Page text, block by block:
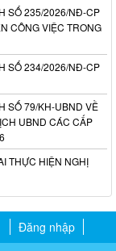
SỐ 235/2026/NĐ-CP
CÔNG VIỆC TRONG
SỐ 234/2026/NĐ-CP
SỐ 79/KH-UBND VỀ
UBND CÁC CẤP
THỰC HIỆN NGHỊ
Đăng nhập